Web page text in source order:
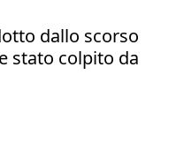
dallo scorso
stato colpito da